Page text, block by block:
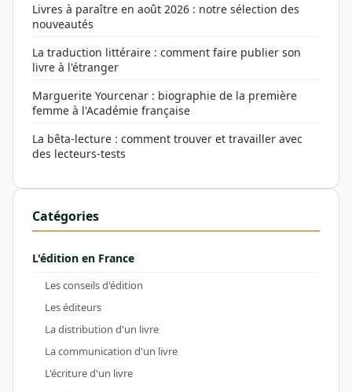
Livres à paraître en août 2026 : notre sélection des
nouveautés
La traduction littéraire : comment faire publier son
livre à l'étranger
Marguerite Yourcenar : biographie de la première
femme à l'Académie française
La bêta-lecture : comment trouver et travailler avec
des lecteurs-tests
Catégories
L'édition en France
Les conseils d'édition
Les éditeurs
La distribution d'un livre
La communication d'un livre
L'écriture d'un livre